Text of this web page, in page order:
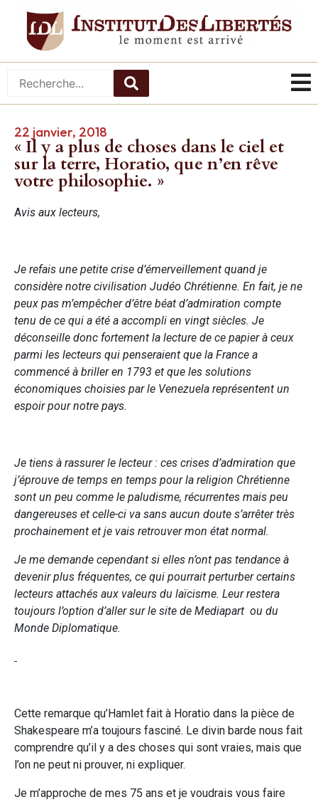
22 janvier, 2018
« Il y a plus de choses dans le ciel et
sur la terre, Horatio, que n’en rêve
votre philosophie. »
Avis aux lecteurs,
Je refais une petite crise d’émerveillement quand je
considère notre civilisation Judéo Chrétienne. En fait, je ne
peux pas m’empêcher d’être béat d’admiration compte
tenu de ce qui a été a accompli en vingt siècles. Je
déconseille donc fortement la lecture de ce papier à ceux
parmi les lecteurs qui penseraient que la France a
commencé à briller en 1793 et que les solutions
économiques choisies par le Venezuela représentent un
espoir pour notre pays.
Je tiens à rassurer le lecteur : ces crises d’admiration que
j’éprouve de temps en temps pour la religion Chrétienne
sont un peu comme le paludisme, récurrentes mais peu
dangereuses et celle-ci va sans aucun doute s’arrêter très
prochainement et je vais retrouver mon état normal.
Je me demande cependant si elles n’ont pas tendance à
devenir plus fréquentes, ce qui pourrait perturber certains
lecteurs attachés aux valeurs du laïcisme. Leur restera
toujours l’option d’aller sur le site de Mediapart ou du
Monde Diplomatique.
Cette remarque qu’Hamlet fait à Horatio dans la pièce de
Shakespeare m’a toujours fasciné. Le divin barde nous fait
comprendre qu’il y a des choses qui sont vraies, mais que
l’on ne peut ni prouver, ni expliquer.
Je m’approche de mes 75 ans et je voudrais vous faire